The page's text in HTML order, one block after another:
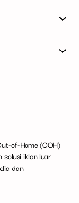
of-Home (OOH)
solusi iklan luar
dan